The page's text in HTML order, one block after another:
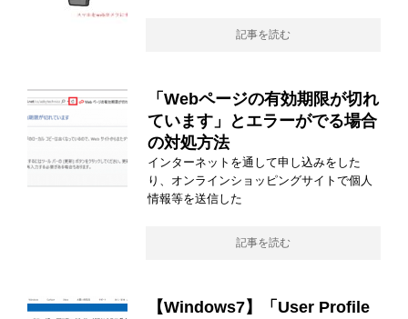
記事を読む
「Webページの有効期限が切れ
ています」とエラーがでる場合
の対処方法
インターネットを通して申し込みをした
り、オンラインショッピングサイトで個人
情報等を送信した
記事を読む
【Windows7】「User Profile